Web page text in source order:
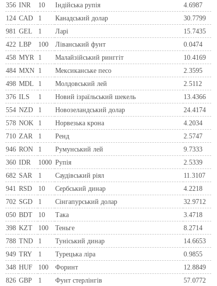
356 INR 10 Індійська рупія
4.6987
124 CAD 1 Канадський долар
30.7799
981 GEL 1 Ларi
15.7435
422 LBP 100 Ліванський фунт
0.0474
458 MYR 1 Малайзійський ринггіт
10.4169
484 MXN 1 Мексиканське песо
2.3595
498 MDL 1 Молдовський лей
2.5112
376 ILS 1 Новий ізраїльський шекель
13.4366
554 NZD 1 Новозеландський долар
24.4174
578 NOK 1 Норвезька крона
4.2034
710 ZAR 1 Ренд
2.5747
946 RON 1 Румунський лей
9.7333
360 IDR 1000 Рупія
2.5339
682 SAR 1 Саудівський ріял
11.3107
941 RSD 10 Сербський динар
4.2218
702 SGD 1 Сінгапурський долар
32.9712
050 BDT 10 Така
3.4718
398 KZT 100 Теньге
8.2714
788 TND 1 Туніський динар
14.6653
949 TRY 1 Турецька ліра
0.9855
348 HUF 100 Форинт
12.8849
826 GBP 1 Фунт стерлінгів 57.0772